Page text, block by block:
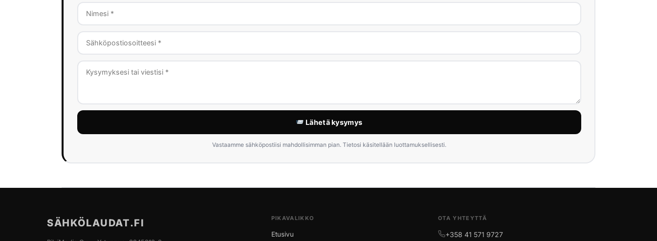
Lähetä kysymys
Vastaamme sähköpostiisi mahdollisimman pian. Tietosi käsitellään luottamuksellisesti.
SÄHKÖLAUDAT.FI PIKAVALIKKO
Etusivu
OTA YHTEYTTÄ
+358 41 571 9727